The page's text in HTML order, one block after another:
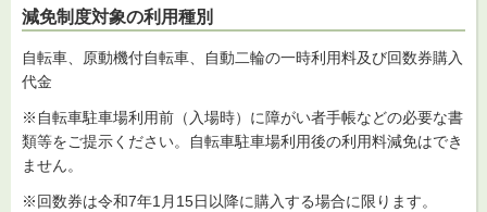
減免制度対象の利用種別
自転車、原動機付自転車、自動二輪の一時利用料及び回数券購入
代金
※自転車駐車場利用前（入場時）に障がい者手帳などの必要な書
類等をご提示ください。自転車駐車場利用後の利用料減免はでき
ません。
※回数券は令和7年1月15日以降に購入する場合に限ります。